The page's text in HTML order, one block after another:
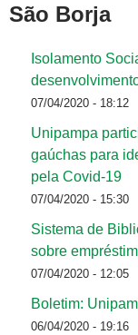
São Borja
Isolamento
07/04/2020 - 18:12
Unipampa
gaúchas para
pela Covid-19
07/04/2020 - 15:30
Sistema de
sobre
07/04/2020 - 12:05
Boletim:
06/04/2020 - 19:16